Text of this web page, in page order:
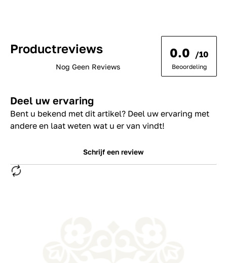
Productreviews
Nog Geen Reviews
0.0 /10
Beoordeling
Deel uw ervaring
Bent u bekend met dit artikel? Deel uw ervaring met
andere en laat weten wat u er van vindt!
Schrijf een review